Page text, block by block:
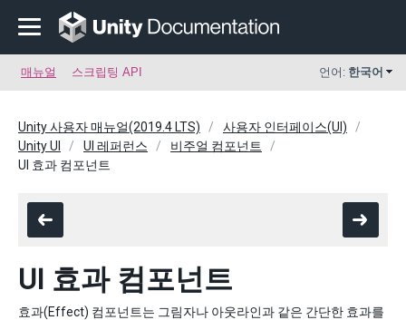
매뉴얼 스크립팅 API 언어: 한국어
Unity 사용자 매뉴얼(2019.4 LTS)
사용자 인터페이스(UI)
Unity UI
UI 레퍼런스
비주얼 컴포넌트
UI 효과 컴포넌트
UI 효과 컴포넌트
효과(Effect) 컴포넌트는 그림자나 아웃라인과 같은 간단한 효과를